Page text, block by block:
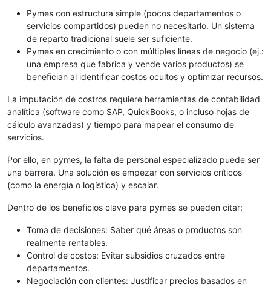
Pymes con estructura simple (pocos departamentos o
servicios compartidos) pueden no necesitarlo. Un sistema
de reparto tradicional suele ser suficiente.
Pymes en crecimiento o con múltiples líneas de negocio (ej.:
una empresa que fabrica y vende varios productos) se
benefician al identificar costos ocultos y optimizar recursos.
La imputación de costros requiere herramientas de contabilidad
analítica (software como SAP, QuickBooks, o incluso hojas de
cálculo avanzadas) y tiempo para mapear el consumo de
servicios.
Por ello, en pymes, la falta de personal especializado puede ser
una barrera. Una solución es empezar con servicios críticos
(como la energía o logística) y escalar.
Dentro de los beneficios clave para pymes se pueden citar:
Toma de decisiones: Saber qué áreas o productos son
realmente rentables.
Control de costos: Evitar subsidios cruzados entre
departamentos.
Negociación con clientes: Justificar precios basados en